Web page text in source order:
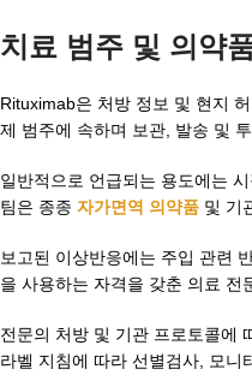
치료 범주 및 의약
Rituximab은 처방 정보 및 현지
제 범주에 속하며 보관, 발송 및
일반적으로 언급되는 용도에는
팀은 종종 자가면역 의약품 및 기
보고된 이상반응에는 주입 관련
을 사용하는 자격을 갖춘 의료 전
전문의 처방 및 기관 프로토콜에
라벨 지침에 따라 선별검사, 모니